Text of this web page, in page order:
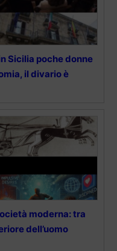
Sicilia poche donne
il divario è
moderna: tra
dell’uomo